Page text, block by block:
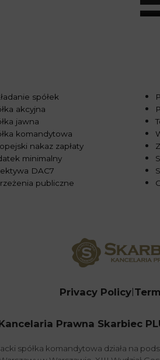
spółek
akcyjna
jawna
komandytowa
nakaz zapłaty
minimalny
DAC7
publiczne
Privacy Policy
Prawna Skarbiec
spółka komandytowa działa na